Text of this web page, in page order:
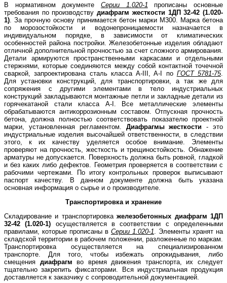
В нормативном документе Серии 1.020-1 прописаны основные
требования по производствудиафрагм жесткости 1ДП 32-42 (1.020-
1) . За прочную основу принимается бетон марки М300. Марка бетона
по морозостойкости и водонепроницаемости назначается в
индивидуальном порядке, в зависимости от климатических
особенностей района постройки. Железобетонные изделия обладают
отличной дополнительной прочностью за счет сложного армирования.
Детали армируются пространственными каркасами и отдельными
стержнями, которые соединяются между собой контактной точечной
сваркой, запроектирована сталь класса A-III, A-I по ГОСТ 5781-75.
Для установки конструкций, для транспортировки, а так же для
сопряжения с другими элементами в тело индустриальных
конструкций закладываются монтажные петли и закладные детали из
горячекатаной стали класса A-I. Все металлические элементы
обрабатываются антикоррозионным составом. Отпускная прочность
бетона, должна полностью соответствовать показателю проектной
марки, установленная регламентом. Диафрагмы жесткости - это
индустриальные изделия высочайшей ответственности, в следствии
этого, к их качеству уделяется особое внимание. Элементы
проверяют на прочность, жесткость и трещиностойкость. Обнажение
арматуры не допускается. Поверхность должна быть ровной, гладкой
и без каких либо дефектов. Геометрия проверяется в соответствии с
рабочими чертежами. По итогу контрольных проверок выписывают
паспорт качеству. В данном документе должна быть указана
основная информация о сырье и о производителе.
Транспортировка и хранение
Складирование и транспортировкажелезобетонных диафрагм 1ДП
32-42 (1.020-1) осуществляется в соответствии с определенными
правилами, которые прописаны в Серии 1.020-1 . Элементы хранят на
складской территории в рабочем положении, разложенные по маркам.
Транспортировка осуществляется на специализированном
транспорте. Для того, чтобы избежать опрокидывания, либо
смещения диафрагмво время движения транспорта, их следует
тщательно закрепить фиксаторами. Вся индустриальная продукция
доставляется к заказчику с сопроводительной документацией.